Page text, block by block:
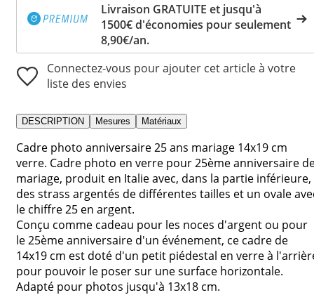
Livraison GRATUITE et jusqu'à
1500€ d'économies pour seulement
8,90€/an.
Connectez-vous pour ajouter cet article à votre
liste des envies
DESCRIPTION Mesures Matériaux
Cadre photo anniversaire 25 ans mariage 14x19 cm
verre. Cadre photo en verre pour 25ème anniversaire
mariage, produit en Italie avec, dans la partie inférieure,
des strass argentés de différentes tailles et un ovale
le chiffre 25 en argent.
Conçu comme cadeau pour les noces d'argent ou pour
le 25ème anniversaire d'un événement, ce cadre de
14x19 cm est doté d'un petit piédestal en verre à
pour pouvoir le poser sur une surface horizontale.
Adapté pour photos jusqu'à 13x18 cm.